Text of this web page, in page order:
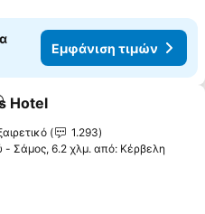
Εμφάνιση τιμών
στα αγαπημένα
Hotel
1.293
- Σάμος, 6.2 χλμ. από: Κέρβελη